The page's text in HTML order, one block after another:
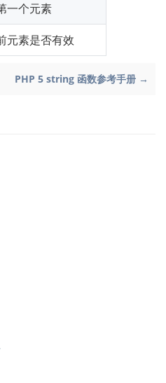
一个元素
元素是否有效
PHP 5 string 函数参考手册 →